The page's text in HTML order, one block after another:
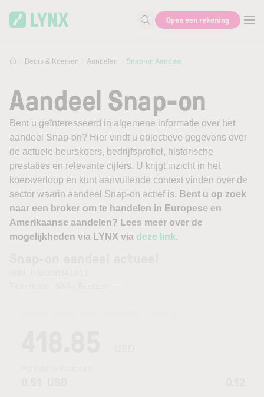
Zoek naar informatie
Open een rekening
Beurs & Koersen Aandelen Snap-on Aandeel
Aandeel Snap-on
Bent u geïnteresseerd in algemene informatie over het
aandeel Snap-on? Hier vindt u objectieve gegevens over
de actuele beurskoers, bedrijfsprofiel, historische
prestaties en relevante cijfers. U krijgt inzicht in het
koersverloop en kunt aanvullende context vinden over de
sector waarin aandeel Snap-on actief is. Bent u op zoek
naar een broker om te handelen in Europese en
Amerikaanse aandelen? Lees meer over de
mogelijkheden via LYNX via deze link.